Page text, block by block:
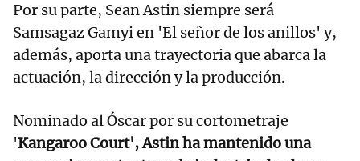
Por su parte, Sean Astin siempre será
Samsagaz Gamyi en 'El señor de los anillos' y,
además, aporta una trayectoria que abarca la
actuación, la dirección y la producción.
Nominado al Óscar por su cortometraje
'Kangaroo Court', Astin ha mantenido una